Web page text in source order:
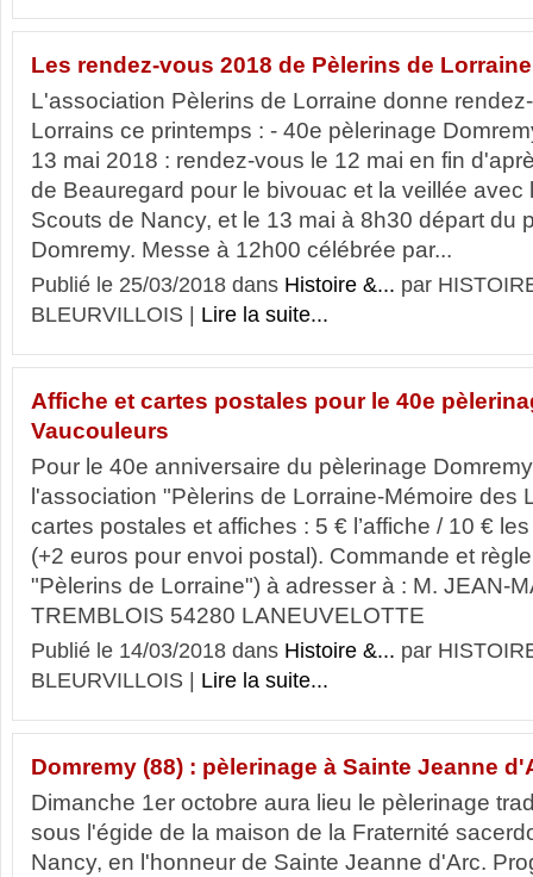
Les rendez-vous 2018 de Pèlerins de Lorraine
L'association Pèlerins de Lorraine donne
Lorrains ce printemps : - 40e pèlerinage
13 mai 2018 : rendez-vous le 12 mai en fin
de Beauregard pour le bivouac et la veillée avec
Scouts de Nancy, et le 13 mai à 8h30 départ du
Domremy. Messe à 12h00 célébrée par...
Publié le 25/03/2018 dans Histoire &... par
BLEURVILLOIS | Lire la suite...
Affiche et cartes postales pour le 40e
Vaucouleurs
Pour le 40e anniversaire du pèlerinage
l'association "Pèlerins de Lorraine-Mémoire des
cartes postales et affiches : 5 € l’affiche / 10 €
(+2 euros pour envoi postal). Commande et
"Pèlerins de Lorraine") à adresser à : M. JEAN-
TREMBLOIS 54280 LANEUVELOTTE
Publié le 14/03/2018 dans Histoire &... par
BLEURVILLOIS | Lire la suite...
Domremy (88) : pèlerinage à Sainte Jeanne
Dimanche 1er octobre aura lieu le pèlerinage
sous l'égide de la maison de la Fraternité
Nancy, en l'honneur de Sainte Jeanne d'Arc.